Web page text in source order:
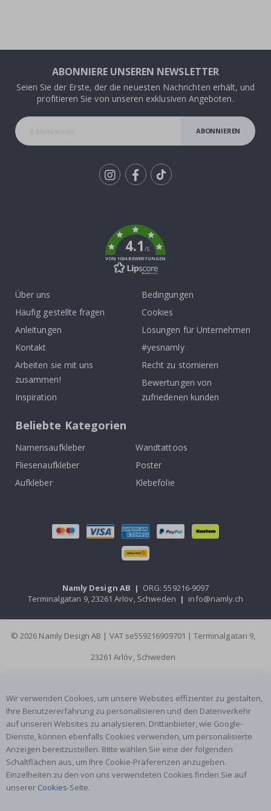
ABONNIERE UNSEREN NEWSLETTER
Seien Sie der Erste, der die neuesten Nachrichten erhält, und
profitieren Sie von unseren exklusiven Angeboten.
ABONNIEREN
4.1/5
VON 1034 BEWERTUNGEN
Über uns
Häufig gestellte fragen
Anleitungen
Kontakt
Arbeiten sie mit uns
zusammen!
Inspiration
Bedingungen
Cookies
Lösungen für Unternehmen
#yesnamly
Recht zu stornieren
Bewertungen von
zufriedenen kunden
Beliebte Kategorien
Namensaufkleber
Wandtattoos
Fliesenaufkleber
Poster
Aufkleber
Klebefolie
Namly Design AB | ORG: 559216-9097
Terminalgatan 9, 23261 Arlöv, Schweden | info@namly.ch
© 2026 Namly Design AB | VAT se559216909701 | Terminalgatan 9,
23261 Arlöv, Schweden
Wir verwenden Cookies, um unsere Websites effizienter zu gestalten,
Ihre Benutzererfahrung zu personalisieren und den Datenverkehr
auf unseren Websites zu analysieren. Drittanbieter, wie Google-
Dienste, können ebenfalls Cookies verwenden, um personalisierte
Anzeigen bereitzustellen. Bitte wählen Sie eine der folgenden
Schaltflächen aus, um Ihre Cookie-Präferenzen anzugeben.
Einzelheiten zu den von uns verwendeten Cookies finden Sie auf
unserer Cookies-Seite.